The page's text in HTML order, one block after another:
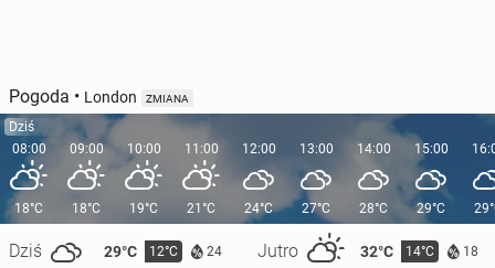
Pogoda • London ZMIANA
Dziś
08:00
18°C
Dziś 29°C 12°C 24 Jutro 32°C 14°C 18
09:00
18°C
10:00
19°C
11:00
21°C
12:00
24°C
13:00
27°C
14:00
28°C
15:00
29°C